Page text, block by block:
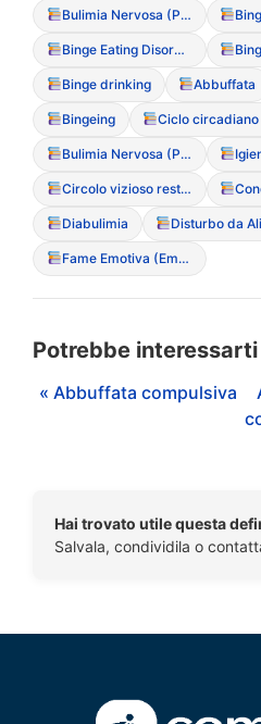
Bulimia Nervosa (Purgativa/Non Purgativa)
Binge Eating Disorder (Disturbo da Alimentazione Incontrollata)
Binge drinking Abbuffata
Bingeing
Bulimia Nervosa (Purgativa/Non Purgativa)
Circolo vizioso restrizione-abbuffata
Diabulimia
Fame Emotiva (Emotional Eating
Potrebbe interessarti
« Abbuffata compulsiva
Hai trovato utile questa
Salvala, condividila o